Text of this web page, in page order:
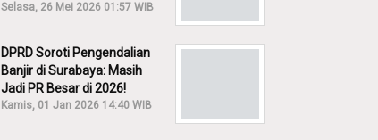
Menang!
Selasa, 26 Mei 2026 01:57 WIB
DPRD Soroti Pengendalian
Banjir di Surabaya: Masih
Jadi PR Besar di 2026!
Kamis, 01 Jan 2026 14:40 WIB